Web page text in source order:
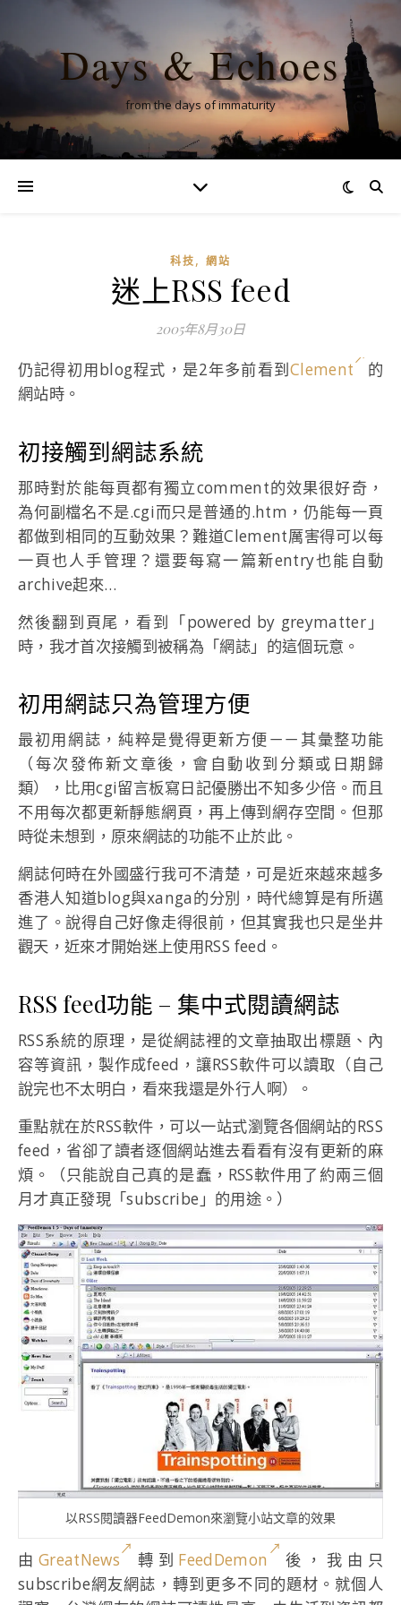
Days & Echoes
from the days of immaturity
科技, 網站
迷上RSS feed
2005年8月30日
仍記得初用blog程式，是2年多前看到Clement
的
網站時。
初接觸到網誌系統
那時對於能每頁都有獨立comment的效果很好奇，
為何副檔名不是.cgi而只是普通的.htm，仍能每一頁
都做到相同的互動效果？難道Clement厲害得可以每
一頁也人手管理？還要每寫一篇新entry也能自動
archive起來…
然後翻到頁尾，看到「powered by greymatter」
時，我才首次接觸到被稱為「網誌」的這個玩意。
初用網誌只為管理方便
最初用網誌，純粹是覺得更新方便－－其彙整功能
（每次發佈新文章後，會自動收到分類或日期歸
類），比用cgi留言板寫日記優勝出不知多少倍。而且
不用每次都更新靜態網頁，再上傳到網存空間。但那
時從未想到，原來網誌的功能不止於此。
網誌何時在外國盛行我可不清楚，可是近來越來越多
香港人知道blog與xanga的分別，時代總算是有所邁
進了。說得自己好像走得很前，但其實我也只是坐井
觀天，近來才開始迷上使用RSS feed。
RSS feed功能 – 集中式閱讀網誌
RSS系統的原理，是從網誌裡的文章抽取出標題、內
容等資訊，製作成feed，讓RSS軟件可以讀取（自己
說完也不太明白，看來我還是外行人啊）。
重點就在於RSS軟件，可以一站式瀏覽各個網站的RSS
feed，省卻了讀者逐個網站進去看看有沒有更新的麻
煩。（只能說自己真的是蠢，RSS軟件用了約兩三個
月才真正發現「subscribe」的用途。）
以RSS閱讀器FeedDemon來瀏覽小站文章的效果
由 GreatNews 轉到 FeedDemon
後，我由只
subscribe網友網誌，轉到更多不同的題材。就個人